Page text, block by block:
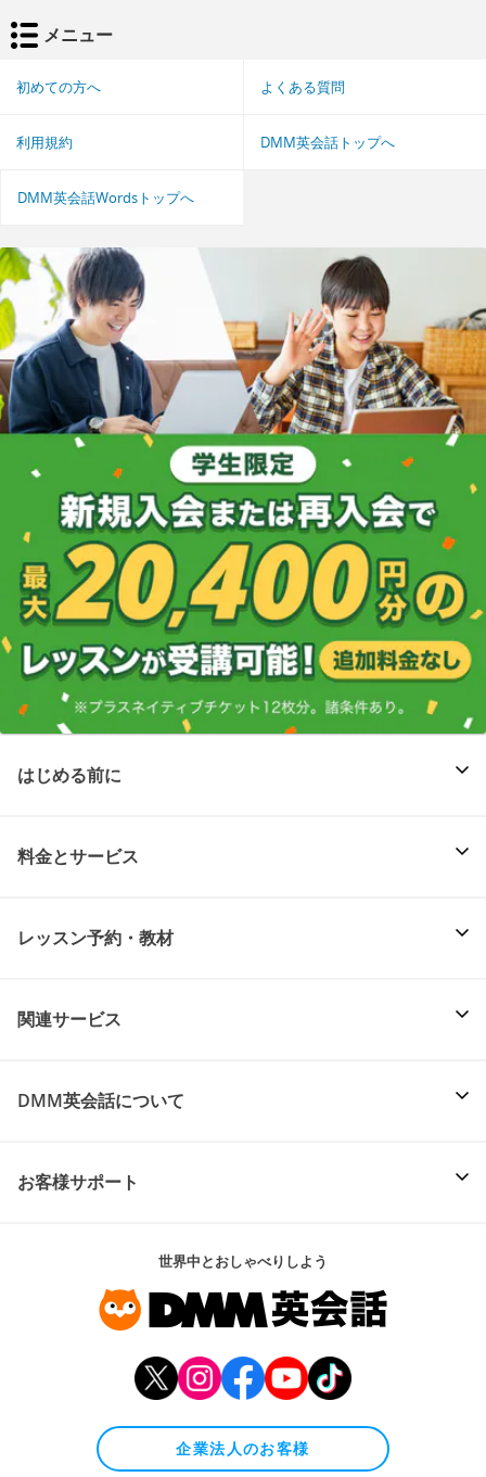
メニュー
初めての方へ よくある質問
利用規約 DMM英会話トップへ
DMM英会話Wordsトップへ
はじめる前に
料金とサービス
レッスン予約・教材
関連サービス
DMM英会話について
お客様サポート
世界中とおしゃべりしよう
企業法人のお客様